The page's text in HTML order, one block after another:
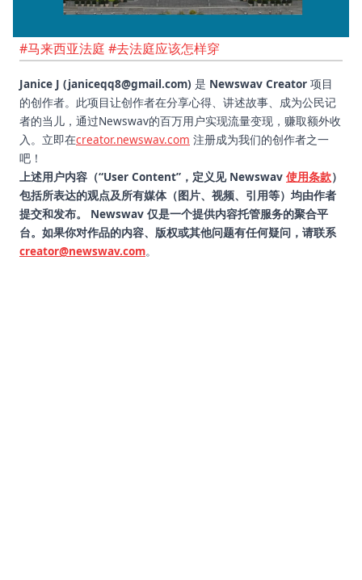
#马来西亚法庭 #去法庭应该怎样穿
Janice J (janiceqq8@gmail.com) 是 Newswav Creator 项目
的创作者。此项目让创作者在分享心得、讲述故事、成为公民记
者的当儿，通过Newswav的百万用户实现流量变现，赚取额外收
入。立即在creator.newswav.com 注册成为我们的创作者之一
吧！
上述用户内容（“User Content”，定义见 Newswav 使用条款）
包括所表达的观点及所有媒体（图片、视频、引用等）均由作者
提交和发布。 Newswav 仅是一个提供内容托管服务的聚合平
台。如果你对作品的内容、版权或其他问题有任何疑问，请联系
creator@newswav.com。